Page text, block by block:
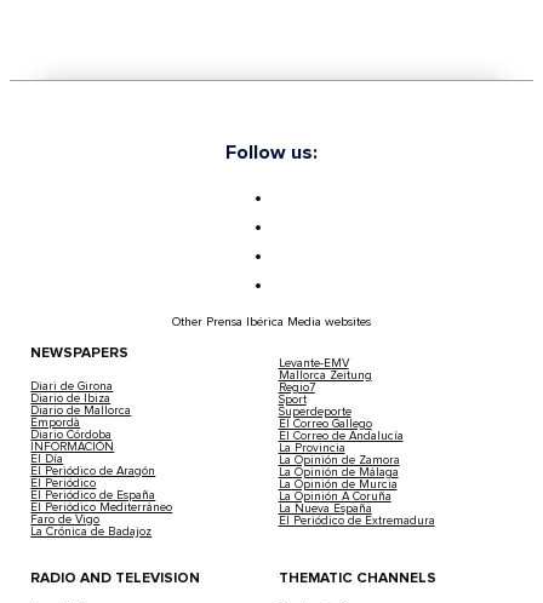
Follow us:
Other Prensa Ibérica Media websites
NEWSPAPERS
Diari de Girona
Diario de Ibiza
Diario de Mallorca
Empordà
Diario Córdoba
INFORMACIÓN
El Día
El Periódico de Aragón
El Periódico
El Periódico de España
El Periódico Mediterráneo
Faro de Vigo
La Crónica de Badajoz
Levante-EMV
Mallorca Zeitung
Regio7
Sport
Superdeporte
El Correo Gallego
El Correo de Andalucía
La Provincia
La Opinión de Zamora
La Opinión de Málaga
La Opinión de Murcia
La Opinión A Coruña
La Nueva España
El Periódico de Extremadura
RADIO AND TELEVISION THEMATIC CHANNELS